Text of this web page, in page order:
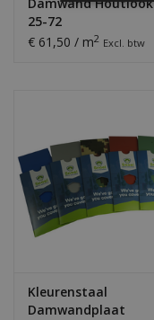
25-72
€ 61,50 / m2 Excl. btw
Kleurenstaal
Damwandplaat